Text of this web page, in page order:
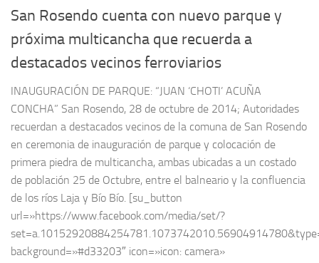
San Rosendo cuenta con nuevo parque y
próxima multicancha que recuerda a
destacados vecinos ferroviarios
INAUGURACIÓN DE PARQUE: “JUAN ‘CHOTI’ ACUÑA
CONCHA” San Rosendo, 28 de octubre de 2014; Autoridades
recuerdan a destacados vecinos de la comuna de San Rosendo
en ceremonia de inauguración de parque y colocación de
primera piedra de multicancha, ambas ubicadas a un costado
de población 25 de Octubre, entre el balneario y la confluencia
de los ríos Laja y Bío Bío. [su_button
url=»https://www.facebook.com/media/set/?
background=»#d33203″ icon=»icon: camera»